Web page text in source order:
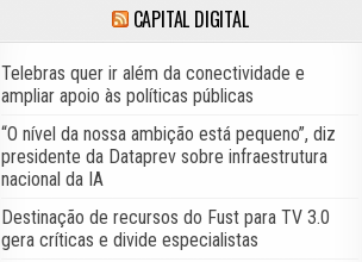
CAPITAL DIGITAL
Telebras quer ir além da conectividade e
ampliar apoio às políticas públicas
“O nível da nossa ambição está pequeno”, diz
presidente da Dataprev sobre infraestrutura
nacional da IA
Destinação de recursos do Fust para TV 3.0
gera críticas e divide especialistas